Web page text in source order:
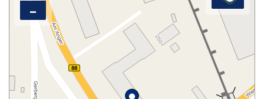
–